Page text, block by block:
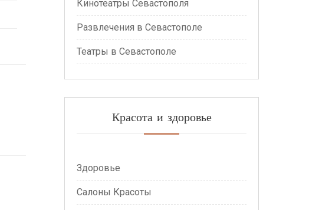
Кинотеатры Севастополя
Развлечения в Севастополе
Театры в Севастополе
Красота и здоровье
Здоровье
Салоны Красоты